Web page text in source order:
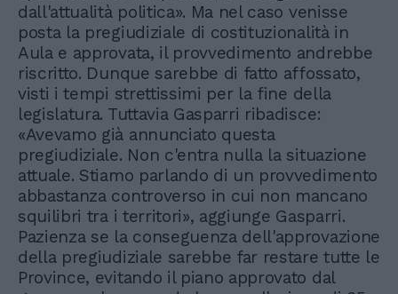
dall'attualità politica». Ma nel caso venisse
posta la pregiudiziale di costituzionalità in
Aula e approvata, il provvedimento andrebbe
riscritto. Dunque sarebbe di fatto affossato,
visti i tempi strettissimi per la fine della
legislatura. Tuttavia Gasparri ribadisce:
«Avevamo già annunciato questa
pregiudiziale. Non c'entra nulla la situazione
attuale. Stiamo parlando di un provvedimento
abbastanza controverso in cui non mancano
squilibri tra i territori», aggiunge Gasparri.
Pazienza se la conseguenza dell'approvazione
della pregiudiziale sarebbe far restare tutte le
Province, evitando il piano approvato dal